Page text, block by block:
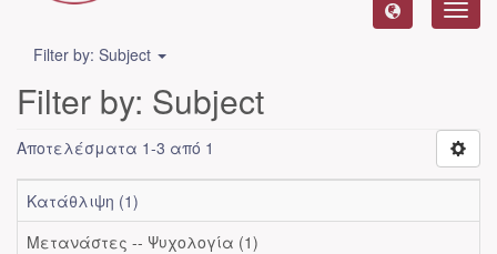
Filter by: Subject
Filter by: Subject
Αποτελέσματα 1-3 από 1
Κατάθλιψη (1)
Μετανάστες -- Ψυχολογία (1)